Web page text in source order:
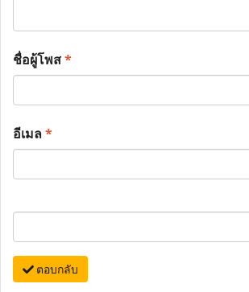
ชื่อผู้โพส*
อีเมล*
ตอบกลับ